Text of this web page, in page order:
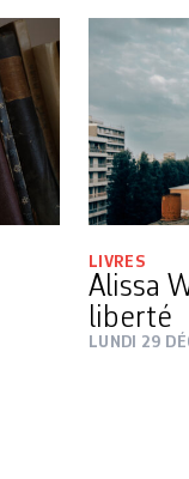
LIVRES
Alissa
liberté
LUNDI 29